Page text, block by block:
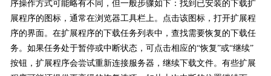
序操作方式可能略有不同，但一般步骤如下：找到已安装的下载扩
展程序的图标，通常在浏览器工具栏上。点击该图标，打开扩展程
序的界面。在扩展程序的下载任务列表中，查找需要恢复的下载任
务。如果任务处于暂停或中断状态，可点击相应的“恢复”或“继续”
按钮，扩展程序会尝试重新连接服务器，继续下载文件。有些扩展